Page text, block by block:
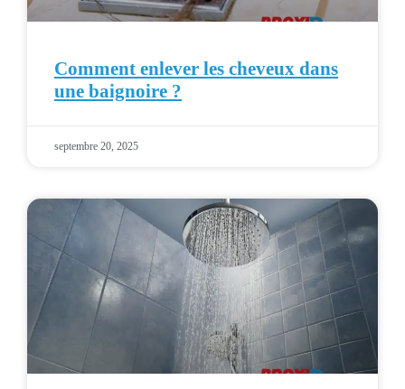
Comment enlever les cheveux dans
une baignoire ?
septembre 20, 2025